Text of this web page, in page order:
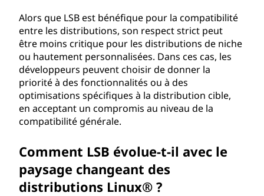
Alors que LSB est bénéfique pour la compatibilité
entre les distributions, son respect strict peut
être moins critique pour les distributions de niche
ou hautement personnalisées. Dans ces cas, les
développeurs peuvent choisir de donner la
priorité à des fonctionnalités ou à des
optimisations spécifiques à la distribution cible,
en acceptant un compromis au niveau de la
compatibilité générale.
Comment LSB évolue-t-il avec le
paysage changeant des
distributions Linux® ?